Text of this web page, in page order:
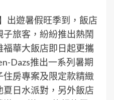
出遊暑假旺季到，飯店
旅客，紛紛推出熱鬧
華大飯店即日起更攜
Dazs推出一系列暑期
房專案及限定款精緻
日水派對，另外飯店